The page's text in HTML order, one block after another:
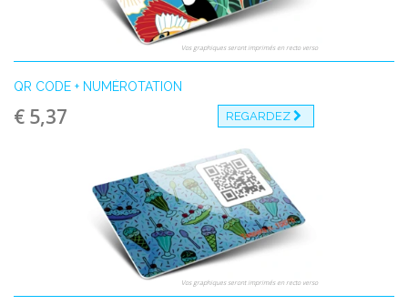
Vos graphiques seront imprimés en recto verso
QR CODE + NUMÉROTATION
€ 5,37 REGARDEZ
Vos graphiques seront imprimés en recto verso